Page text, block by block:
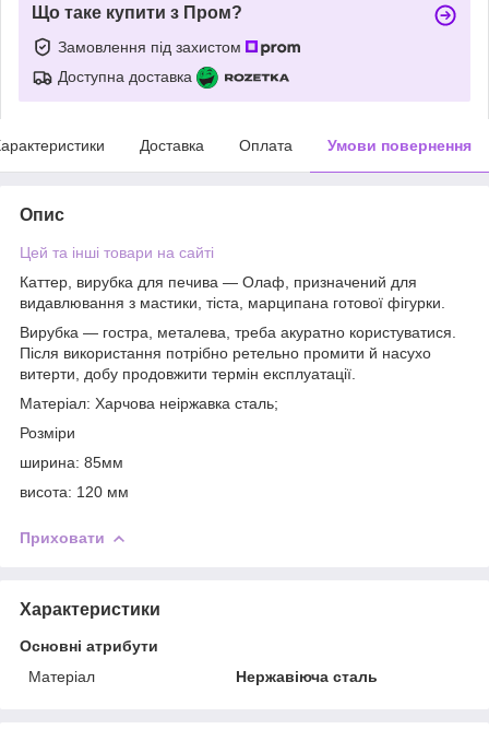
Що таке купити з Пром?
Замовлення під захистом
Доступна доставка
Доставка Оплата Умови повернення
Опис
Цей та інші товари на сайті
Каттер, вирубка для печива — Олаф, призначений для
видавлювання з мастики, тіста, марципана готової фігурки.
Вирубка — гостра, металева, треба акуратно користуватися.
Після використання потрібно ретельно промити й насухо
витерти, добу продовжити термін експлуатації.
Матеріал: Харчова неіржавка сталь;
Розміри
ширина: 85мм
висота: 120 мм
Приховати
Характеристики
Основні атрибути
Матеріал
Нержавіюча сталь